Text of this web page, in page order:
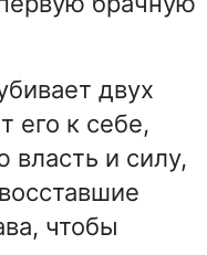
двух
его к себе,
власть и силу,
чтобы